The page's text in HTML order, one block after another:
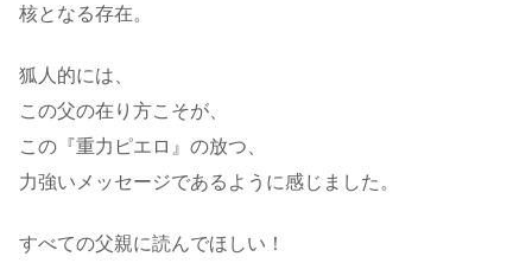
核となる存在。
狐人的には、
この父の在り方こそが、
この『重力ピエロ』の放つ、
力強いメッセージであるように感じました。
すべての父親に読んでほしい！